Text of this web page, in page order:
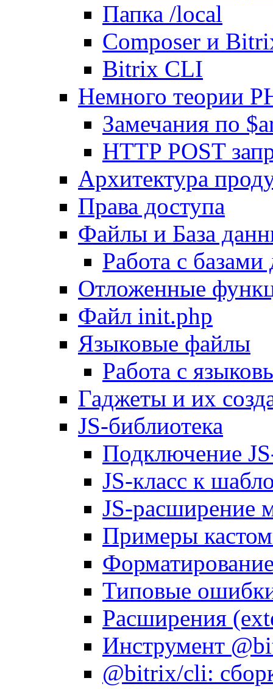
Папка /local
Composer и
Bitrix CLI
Немного теории
Замечания по
HTTP POST
Архитектура
Права доступа
Файлы и База
Работа с
Отложенные
Файл init.php
Языковые файлы
Работа с
Гаджеты и их
JS-библиотека
Подключение
JS-класс к
JS-расширение
Примеры
Типовые
Расширения
Инструмент
@bitrix/cli: